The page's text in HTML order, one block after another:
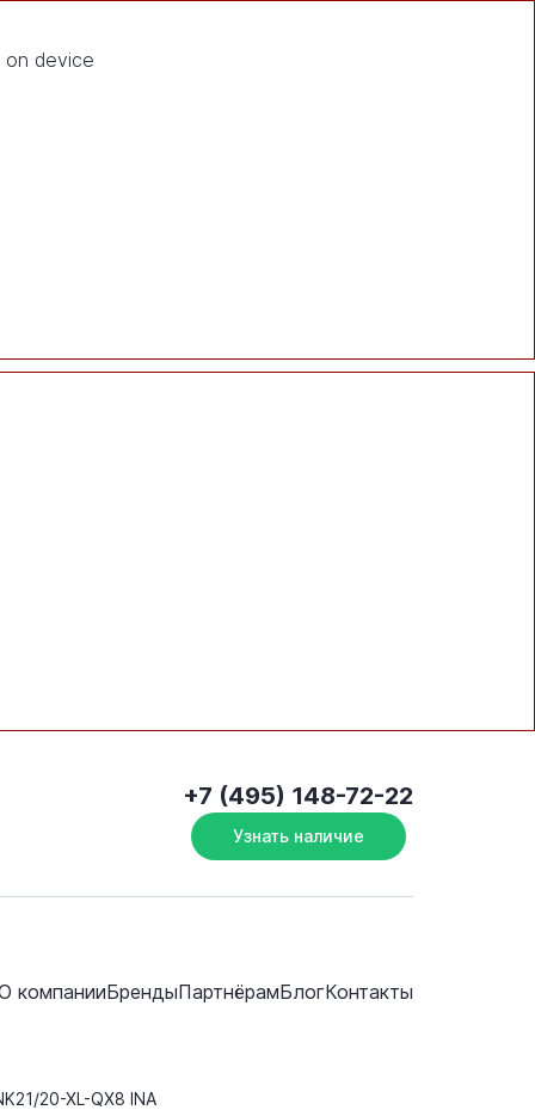
on device
+7 (495) 148-72-22
Узнать наличие
компанииБрендыПартнёрамБлогКонтакты
20-XL-QX8 INA